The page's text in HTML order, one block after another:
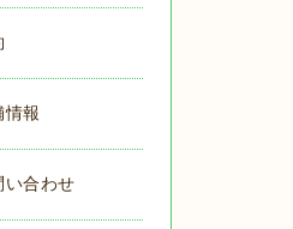
情報
い合わせ